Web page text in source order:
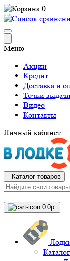
0
Меню
Акции
Кредит
Доставка и
Точки выдачи
Видео
Контакты
Личный кабинет
Каталог товаров
0 0р.